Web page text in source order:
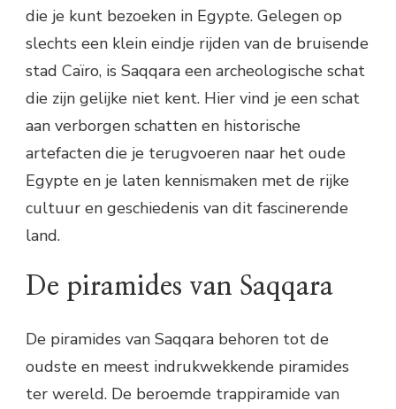
die je kunt bezoeken in Egypte. Gelegen op
slechts een klein eindje rijden van de bruisende
stad Caïro, is Saqqara een archeologische schat
die zijn gelijke niet kent. Hier vind je een schat
aan verborgen schatten en historische
artefacten die je terugvoeren naar het oude
Egypte en je laten kennismaken met de rijke
cultuur en geschiedenis van dit fascinerende
land.
De piramides van Saqqara
De piramides van Saqqara behoren tot de
oudste en meest indrukwekkende piramides
ter wereld. De beroemde trappiramide van